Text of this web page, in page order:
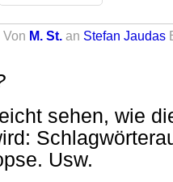
Von M. St. an Stefan Jaudas
sehen, wie
Usw.